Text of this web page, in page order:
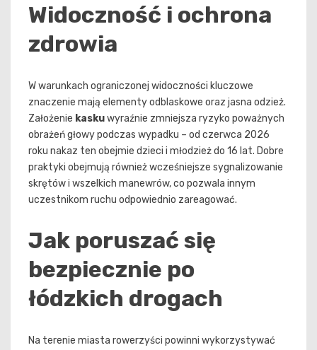
Widoczność i ochrona
zdrowia
W warunkach ograniczonej widoczności kluczowe
znaczenie mają elementy odblaskowe oraz jasna odzież.
Założenie kaskuwyraźnie zmniejsza ryzyko poważnych
obrażeń głowy podczas wypadku – od czerwca 2026
roku nakaz ten obejmie dzieci i młodzież do 16 lat. Dobre
praktyki obejmują również wcześniejsze sygnalizowanie
skrętów i wszelkich manewrów, co pozwala innym
uczestnikom ruchu odpowiednio zareagować.
Jak poruszać się
bezpiecznie po
łódzkich drogach
Na terenie miasta rowerzyści powinni wykorzystywać